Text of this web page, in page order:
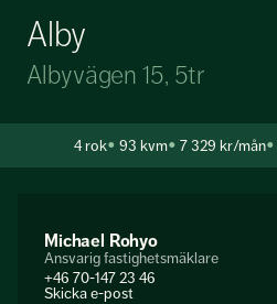
Albyvägen 15, 5tr
Alby
4rok 93 kvm 7 329 kr/mån
Michael Rohyo
Ansvarig fastighetsmäklare
+46 70-147 23 46
Skicka e-post